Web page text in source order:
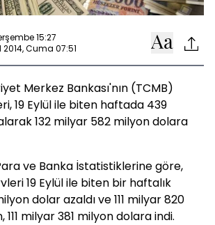
15:27
Cuma 07:51
Merkez Bankası'nın (TCMB)
19 Eylül ile biten haftada 439
132 milyar 582 milyon dolara
ve Banka İstatistiklerine göre,
19 Eylül ile biten bir haftalık
dolar azaldı ve 111 milyar 820
milyar 381 milyon dolara indi.